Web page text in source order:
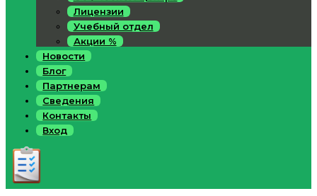
Лицензии
Учебный отдел
Акции %
Новости
Блог
Партнерам
Сведения
Контакты
Вход